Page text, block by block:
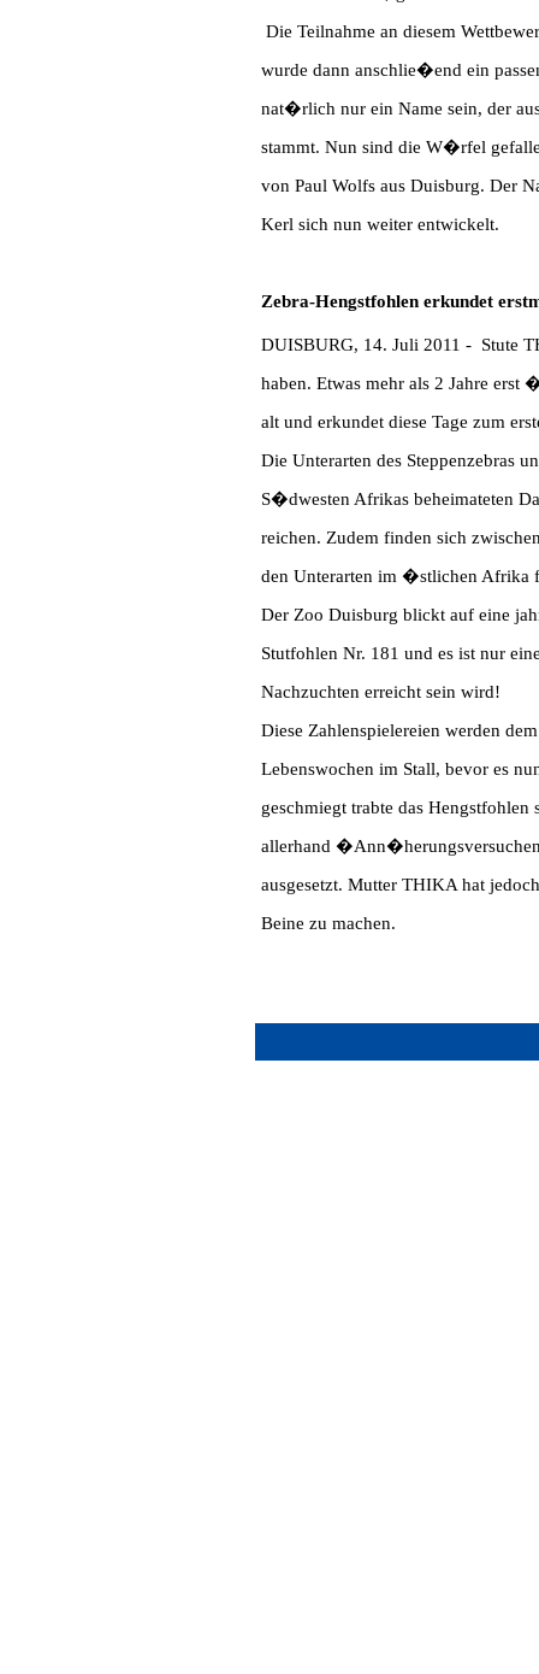
Die Teilnahme an diesem
wurde dann anschlie�end ein
nat�rlich nur ein Name sein, der
stammt. Nun sind die W�rfel
von Paul Wolfs aus Duisburg. Der
Kerl sich nun weiter entwickelt.
Zebra-Hengstfohlen erkundet
DUISBURG, 14. Juli 2011 - Stute
haben. Etwas mehr als 2 Jahre erst
alt und erkundet diese Tage zum
Die Unterarten des Steppenzebras
S�dwesten Afrikas beheimateten
reichen. Zudem finden sich
den Unterarten im �stlichen Afrika
Der Zoo Duisburg blickt auf eine
Stutfohlen Nr. 181 und es ist nur
Nachzuchten erreicht sein wird!
Diese Zahlenspielereien werden
Lebenswochen im Stall, bevor es
geschmiegt trabte das
allerhand
ausgesetzt. Mutter THIKA hat
Beine zu machen.